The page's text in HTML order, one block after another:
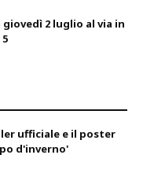
2 luglio al via in
ufficiale e il poster
d'inverno'